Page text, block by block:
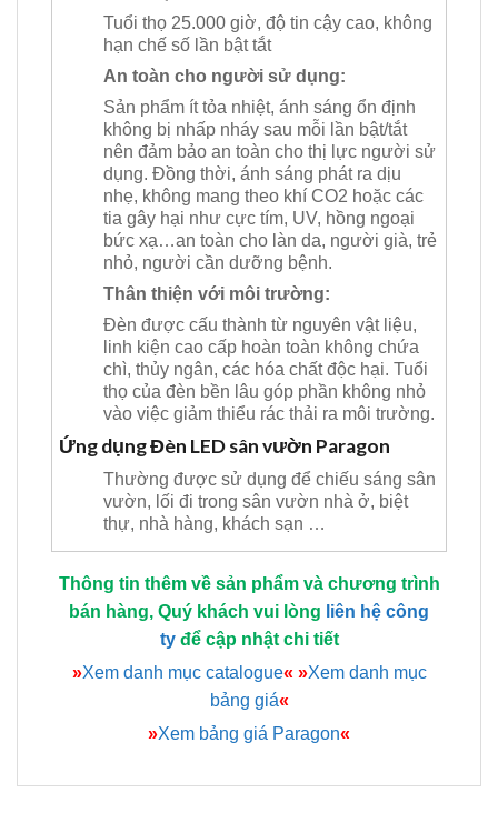
Tuổi thọ 25.000 giờ, độ tin cậy cao, không
hạn chế số lần bật tắt
An toàn cho người sử dụng:
Sản phẩm ít tỏa nhiệt, ánh sáng ổn định
không bị nhấp nháy sau mỗi lần bật/tắt
nên đảm bảo an toàn cho thị lực người sử
dụng. Đồng thời, ánh sáng phát ra dịu
nhẹ, không mang theo khí CO2 hoặc các
tia gây hại như cực tím, UV, hồng ngoại
bức xạ…an toàn cho làn da, người già, trẻ
nhỏ, người cần dưỡng bệnh.
Thân thiện với môi trường:
Đèn được cấu thành từ nguyên vật liệu,
linh kiện cao cấp hoàn toàn không chứa
chì, thủy ngân, các hóa chất độc hại. Tuổi
thọ của đèn bền lâu góp phần không nhỏ
vào việc giảm thiểu rác thải ra môi trường.
Ứng dụng Đèn LED sân vườn Paragon
Thường được sử dụng để chiếu sáng sân
vườn, lối đi trong sân vườn nhà ở, biệt
thự, nhà hàng, khách sạn …
Thông tin thêm về sản phẩm và chương trình
bán hàng, Quý khách vui lòng liên hệ công
tyđể cập nhật chi tiết
»Xem danh mục catalogue« »Xem danh mục
bảng giá«
»Xem bảng giá Paragon«